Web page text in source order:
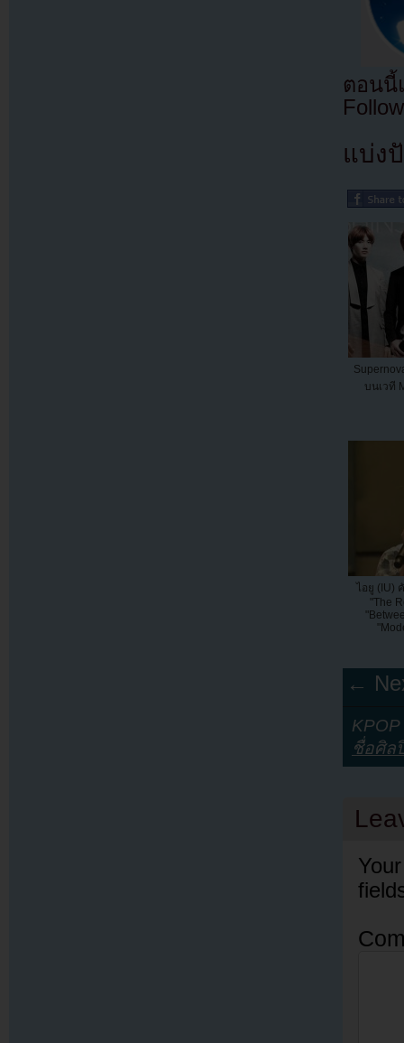
ตอนนี้
แบ่ง
บนเวที
ไอยู (IU)
"The
←
ชื่อศิล